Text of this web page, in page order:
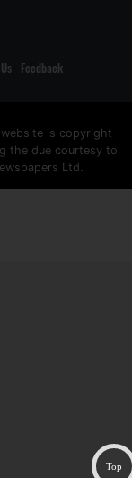
Top
Feedback
is copyright
the due courtesy to
Ltd.